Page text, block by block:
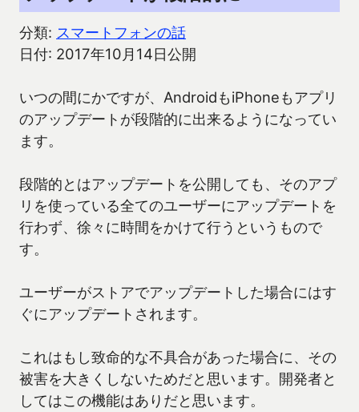
分類: スマートフォンの話
日付: 2017年10月14日公開
いつの間にかですが、AndroidもiPhoneもアプリ
のアップデートが段階的に出来るようになってい
ます。
段階的とはアップデートを公開しても、そのアプ
リを使っている全てのユーザーにアップデートを
行わず、徐々に時間をかけて行うというもので
す。
ユーザーがストアでアップデートした場合にはす
ぐにアップデートされます。
これはもし致命的な不具合があった場合に、その
被害を大きくしないためだと思います。開発者と
してはこの機能はありだと思います。